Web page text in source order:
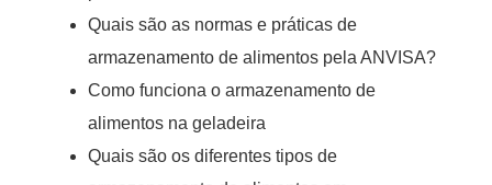
Quais são as normas e práticas de
armazenamento de alimentos pela ANVISA?
Como funciona o armazenamento de
alimentos na geladeira
Quais são os diferentes tipos de